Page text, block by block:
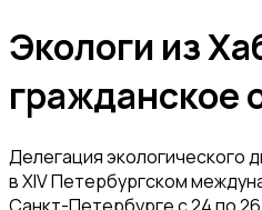
Экологи из
Делегация экологического
в XIV Петербургском